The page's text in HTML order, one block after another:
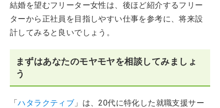
結婚を望むフリーター女性は、後ほど紹介するフリー
ターから正社員を目指しやすい仕事を参考に、将来設
計してみると良いでしょう。
まずはあなたのモヤモヤを相談してみましょ
う
「ハタラクティブ 」は、20代に特化した就職支援サー